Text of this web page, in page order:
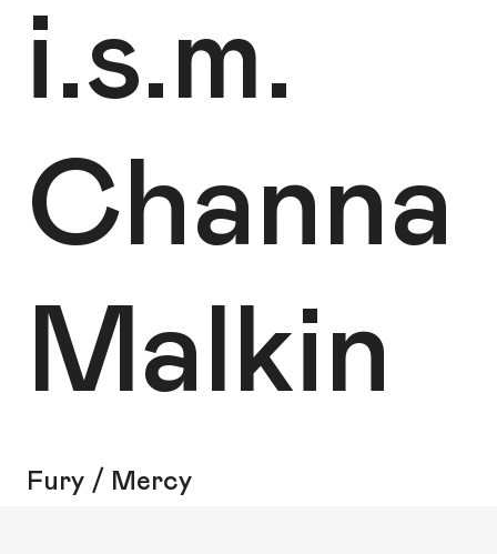
i.s.m.
Channa
Malkin
Fury / Mercy